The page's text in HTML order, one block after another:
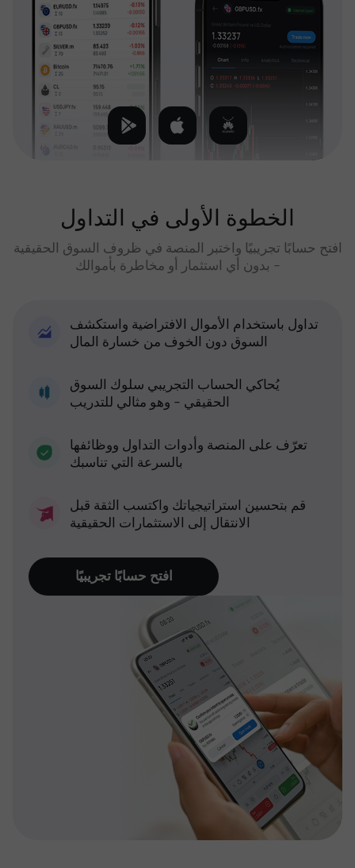
الخطوة الأولى في التداول
افتح حسابًا تجريبيًا واختبر المنصة في ظروف السوق الحقيقية
- بدون أي استثمار أو مخاطرة بأموالك
تداول باستخدام الأموال الافتراضية واستكشف
السوق دون الخوف من خسارة المال
يُحاكي الحساب التجريبي سلوك السوق
الحقيقي - وهو مثالي للتدريب
تعرّف على المنصة وأدوات التداول ووظائفها
بالسرعة التي تناسبك
قم بتحسين استراتيجياتك واكتسب الثقة قبل
الانتقال إلى الاستثمارات الحقيقية
افتح حسابًا تجريبيًا